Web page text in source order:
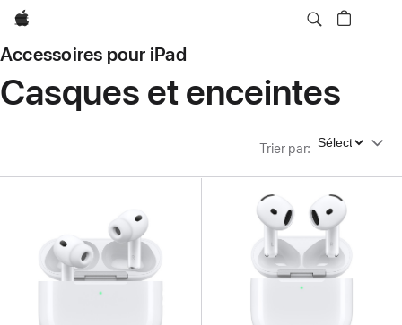
Apple
Accessoires pour iPad
Casques et enceintes
Trier par: Trier par